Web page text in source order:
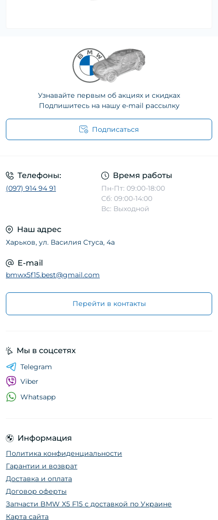
Узнавайте первым об акциях и скидках
Подпишитесь на нашу e-mail рассылку
Подписаться
Телефоны:
(097) 914 94 91
Время работы
Пн-Пт: 09:00-18:00
Сб: 09:00-14:00
Вс: Выходной
Наш адрес
Харьков, ул. Василия Стуса, 4а
E-mail
bmwx5f15.best@gmail.com
Перейти в контакты
Информация
Политика конфиденциальности
Гарантии и возврат
Доставка и оплата
Договор оферты
Запчасти BMW X5 F15 с доставкой по Украине
Карта сайта
Мы в соцсетях
Telegram
Viber
Whatsapp